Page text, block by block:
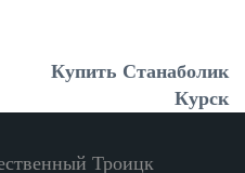
Купить Станаболик
Курск
Троицк